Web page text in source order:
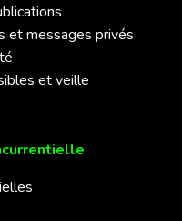
et messages privés
et veille